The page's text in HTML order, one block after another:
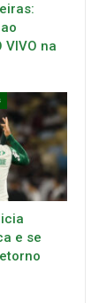
VIVO na
e se